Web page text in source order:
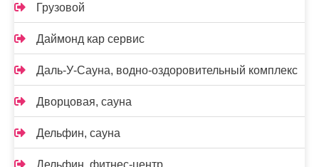
Грузовой
Даймонд кар сервис
Даль-У-Сауна, водно-оздоровительный комплекс
Дворцовая, сауна
Дельфин, сауна
Дельфин, фитнес-центр